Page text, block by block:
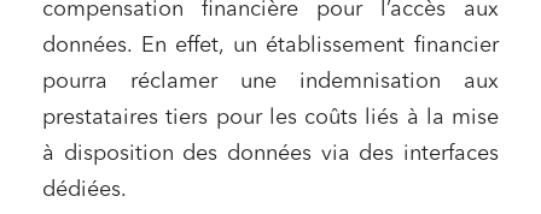
compensation financière pour l’accès aux
données. En effet, un établissement financier
pourra réclamer une indemnisation aux
prestataires tiers pour les coûts liés à la mise
à disposition des données via des interfaces
dédiées.